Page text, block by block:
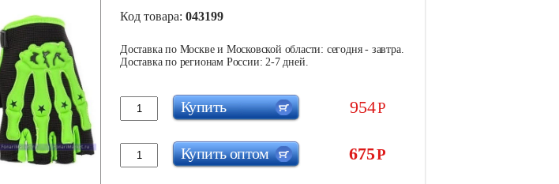
Код товара: 043199
Доставка по Москве и Московской области: сегодня - завтра.
Доставка по регионам России: 2-7 дней.
954Р
Купить
675Р
Купить оптом